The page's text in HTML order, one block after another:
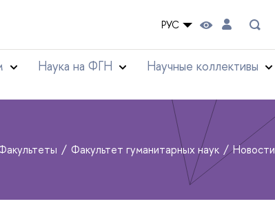
РУС
Наука на ФГН
Научные коллективы
Факультет гуманитарных наук Новости